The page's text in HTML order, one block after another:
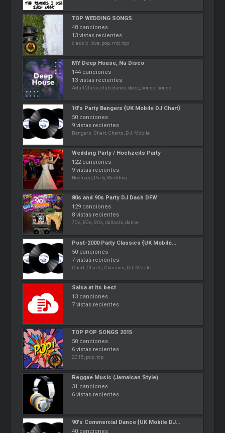
TOP WEDDING SONGS
48 canciones
13 vistas recientes
classic, love, pop, rnb, top
MY Deep House, Nu Disco
144 canciones
13 vistas recientes
AdultClubs, club, dance, deep_house, house
10's Party Bangers {UK Mobile DJ Chart}
50 canciones
9 vistas recientes
Bangers, Chart, Charts, DJ, Mobile
Wedding Party / Hochzeits Party
122 canciones
9 vistas recientes
Hochzeit, Party, Wedding
80s and 90s Party DJ Dash DFW
129 canciones
8 vistas recientes
70s, 80s, 90s, dallastx, dance
Post-2000 Party Classics {UK Mobile...
50 canciones
7 vistas recientes
Chart, Charts, Classics, DJ, Mobile
Salsa at its best
13 canciones
7 vistas recientes
TOP POP SONGS 2015
50 canciones
6 vistas recientes
2015, pop, top
Reggae Music (Jamaican Style)
31 canciones
6 vistas recientes
90's Commercial Dance {UK Mobile DJ...
40 canciones